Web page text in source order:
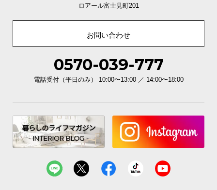
ロアール富士見町201
お問い合わせ
0570-039-777
電話受付（平日のみ） 10:00〜13:00 ／ 14:00〜18:00